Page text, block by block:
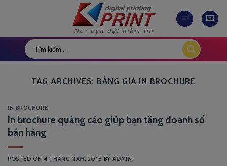
TAG ARCHIVES: BẢNG GIÁ IN BROCHURE
IN BROCHURE
In brochure quảng cáo giúp bạn tăng doanh số
bán hàng
POSTED ON 4 THÁNG NĂM, 2018 BY ADMIN